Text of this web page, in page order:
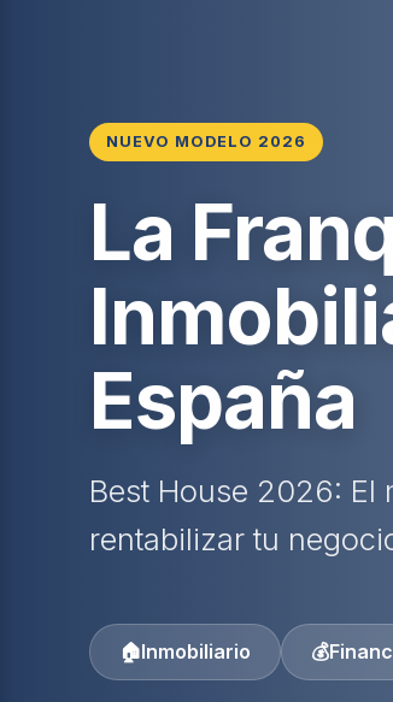
NUEVO MODELO 2026
La
España
Best House 2026: El
rentabilizar tu
🏠Inmobiliario 💰